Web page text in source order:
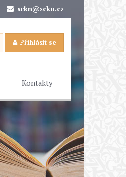
sckn@sckn.cz
Přihlásit se
Kontakty